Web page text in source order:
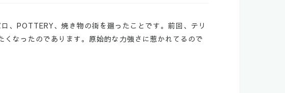
、POTTERY、焼き物の街を廻ったことです。前回、テリ
なったのであります。原始的な力強さに惹かれてるので